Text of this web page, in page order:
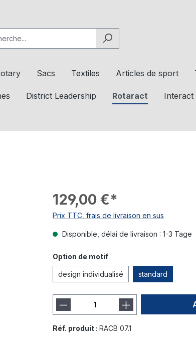
Sacs Textiles Articles de sport
District Leadership Rotaract Interact
129,00 €*
Prix TTC, frais de livraison en sus
Disponible, délai de livraison : 1-3 Tage
Option de motif
design individualisé standard
Réf. produit : RACB 07.1